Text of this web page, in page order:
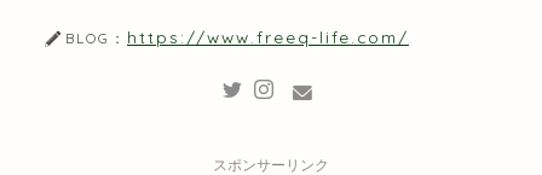
BLOG： https://www.freeq-life.com/
スポンサーリンク